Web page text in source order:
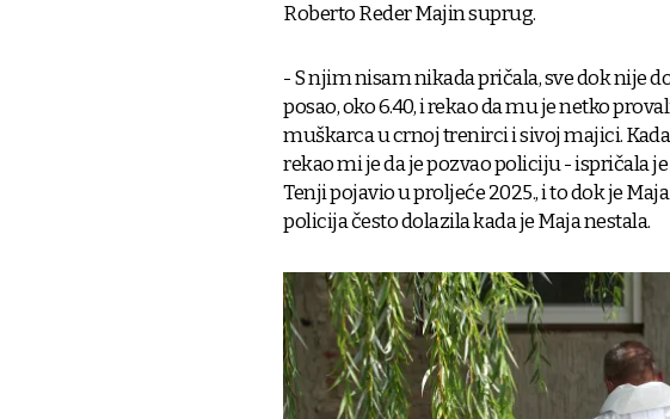
Roberto Reder Majin suprug.
- S njim nisam nikada pričala, sve dok nije
posao, oko 6.40, i rekao da mu je netko
muškarca u crnoj trenirci i sivoj majici.
rekao mi je da je pozvao policiju - ispričala
Tenji pojavio u proljeće 2025., i to dok je
policija često dolazila kada je Maja nestala.